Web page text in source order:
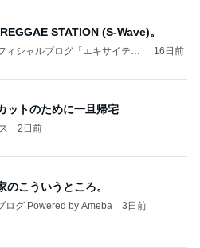
STATION (S-Wave)。
ィシャルブログ「エキサイティ
16日前
ットのために一旦帰宅
2日前
のこういうところ。
ログ Powered by Ameba 3日前